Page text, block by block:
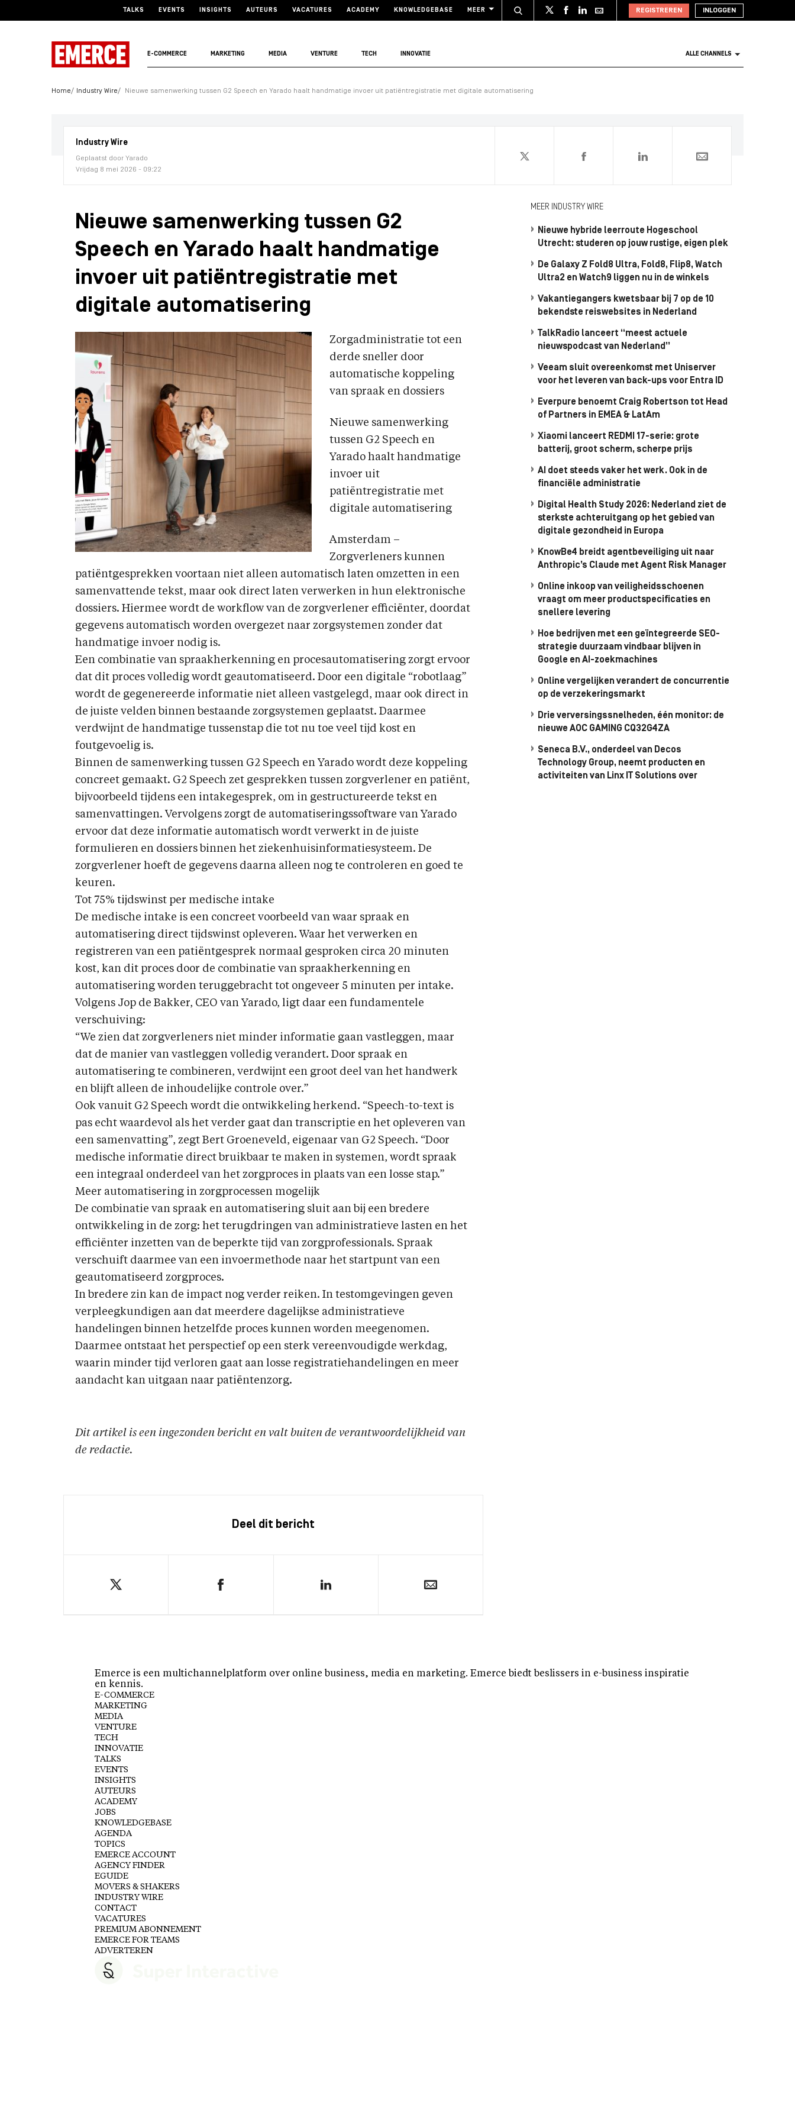
TALKS EVENTS INSIGHTS AUTEURS VACATURES ACADEMY KNOWLEDGEBASE MEER REGISTREREN INLOGGEN
E-COMMERCE MARKETING MEDIA VENTURE TECH INNOVATIE ALLE CHANNELS
Home Industry Wire Nieuwe samenwerking tussen G2 Speech en Yarado haalt handmatige invoer uit patiëntregistratie met digitale automatisering
Industry Wire
Geplaatst door Yarado
Vrijdag 8 mei 2026 - 09:22
0
Nieuwe samenwerking tussen G2
Speech en Yarado haalt handmatige
invoer uit patiëntregistratie met
digitale automatisering
Zorgadministratie tot een
derde sneller door
automatische koppeling
van spraak en dossiers
Nieuwe samenwerking
tussen G2 Speech en
Yarado haalt handmatige
invoer uit
patiëntregistratie met
digitale automatisering
Amsterdam –
Zorgverleners kunnen
patiëntgesprekken voortaan niet alleen automatisch laten omzetten in een
samenvattende tekst, maar ook direct laten verwerken in hun elektronische
dossiers. Hiermee wordt de workflow van de zorgverlener efficiënter, doordat
gegevens automatisch worden overgezet naar zorgsystemen zonder dat
handmatige invoer nodig is.
Een combinatie van spraakherkenning en procesautomatisering zorgt ervoor
dat dit proces volledig wordt geautomatiseerd. Door een digitale “robotlaag”
wordt de gegenereerde informatie niet alleen vastgelegd, maar ook direct in
de juiste velden binnen bestaande zorgsystemen geplaatst. Daarmee
verdwijnt de handmatige tussenstap die tot nu toe veel tijd kost en
foutgevoelig is.
Binnen de samenwerking tussen G2 Speech en Yarado wordt deze koppeling
concreet gemaakt. G2 Speech zet gesprekken tussen zorgverlener en patiënt,
bijvoorbeeld tijdens een intakegesprek, om in gestructureerde tekst en
samenvattingen. Vervolgens zorgt de automatiseringssoftware van Yarado
ervoor dat deze informatie automatisch wordt verwerkt in de juiste
formulieren en dossiers binnen het ziekenhuisinformatiesysteem. De
zorgverlener hoeft de gegevens daarna alleen nog te controleren en goed te
keuren.
Tot 75% tijdswinst per medische intake
De medische intake is een concreet voorbeeld van waar spraak en
automatisering direct tijdswinst opleveren. Waar het verwerken en
registreren van een patiëntgesprek normaal gesproken circa 20 minuten
kost, kan dit proces door de combinatie van spraakherkenning en
automatisering worden teruggebracht tot ongeveer 5 minuten per intake.
Volgens Jop de Bakker, CEO van Yarado, ligt daar een fundamentele
verschuiving:
“We zien dat zorgverleners niet minder informatie gaan vastleggen, maar
dat de manier van vastleggen volledig verandert. Door spraak en
automatisering te combineren, verdwijnt een groot deel van het handwerk
en blijft alleen de inhoudelijke controle over.”
Ook vanuit G2 Speech wordt die ontwikkeling herkend. “Speech-to-text is
pas echt waardevol als het verder gaat dan transcriptie en het opleveren van
een samenvatting”, zegt Bert Groeneveld, eigenaar van G2 Speech. “Door
medische informatie direct bruikbaar te maken in systemen, wordt spraak
een integraal onderdeel van het zorgproces in plaats van een losse stap.”
Meer automatisering in zorgprocessen mogelijk
De combinatie van spraak en automatisering sluit aan bij een bredere
ontwikkeling in de zorg: het terugdringen van administratieve lasten en het
efficiënter inzetten van de beperkte tijd van zorgprofessionals. Spraak
verschuift daarmee van een invoermethode naar het startpunt van een
geautomatiseerd zorgproces.
In bredere zin kan de impact nog verder reiken. In testomgevingen geven
verpleegkundigen aan dat meerdere dagelijkse administratieve
handelingen binnen hetzelfde proces kunnen worden meegenomen.
Daarmee ontstaat het perspectief op een sterk vereenvoudigde werkdag,
waarin minder tijd verloren gaat aan losse registratiehandelingen en meer
aandacht kan uitgaan naar patiëntenzorg.
Dit artikel is een ingezonden bericht en valt buiten de verantwoordelijkheid van
de redactie.
Deel dit bericht
MEER INDUSTRY WIRE
Nieuwe hybride leerroute Hogeschool
Utrecht: studeren op jouw rustige, eigen plek
De Galaxy Z Fold8 Ultra, Fold8, Flip8, Watch
Ultra2 en Watch9 liggen nu in de winkels
Vakantiegangers kwetsbaar bij 7 op de 10
bekendste reiswebsites in Nederland
TalkRadio lanceert “meest actuele
nieuwspodcast van Nederland”
Veeam sluit overeenkomst met Uniserver
voor het leveren van back-ups voor Entra ID
Everpure benoemt Craig Robertson tot Head
of Partners in EMEA & LatAm
Xiaomi lanceert REDMI 17-serie: grote
batterij, groot scherm, scherpe prijs
AI doet steeds vaker het werk. Ook in de
financiële administratie
Digital Health Study 2026: Nederland ziet de
sterkste achteruitgang op het gebied van
digitale gezondheid in Europa
KnowBe4 breidt agentbeveiliging uit naar
Anthropic’s Claude met Agent Risk Manager
Online inkoop van veiligheidsschoenen
vraagt om meer productspecificaties en
snellere levering
Hoe bedrijven met een geïntegreerde SEO-
strategie duurzaam vindbaar blijven in
Google en AI-zoekmachines
Online vergelijken verandert de concurrentie
op de verzekeringsmarkt
Drie verversingssnelheden, één monitor: de
nieuwe AOC GAMING CQ32G4ZA
Seneca B.V., onderdeel van Decos
Technology Group, neemt producten en
activiteiten van Linx IT Solutions over
Emerce is een multichannelplatform over online business, media en marketing. Emerce biedt beslissers in e-business inspiratie
en kennis.
E-COMMERCE
MARKETING
MEDIA
VENTURE
TECH
INNOVATIE
TALKS
EVENTS
INSIGHTS
AUTEURS
ACADEMY
JOBS
KNOWLEDGEBASE
AGENDA
TOPICS
EMERCE ACCOUNT
AGENCY FINDER
EGUIDE
MOVERS & SHAKERS
INDUSTRY WIRE
CONTACT
VACATURES
PREMIUM ABONNEMENT
EMERCE FOR TEAMS
ADVERTEREN